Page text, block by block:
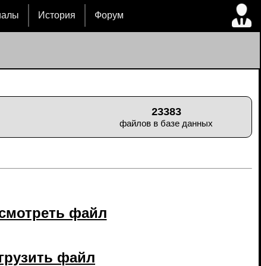
История Форум
23383
файлов в базе данных
файл
файл